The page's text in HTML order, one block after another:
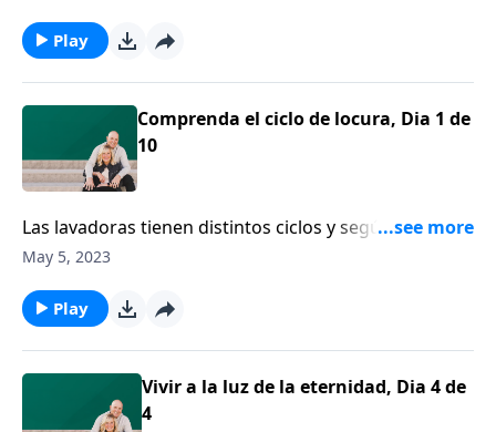
al que pertenece.
Play
Comprenda el ciclo de locura, Dia 1 de
10
Las lavadoras tienen distintos ciclos y según el doctor
Emerson Eggerichs, lo mismo ocurre con los
en lo que él llama “el ciclo de la locura”.
May 5, 2023
Play
Vivir a la luz de la eternidad, Dia 4 de
4